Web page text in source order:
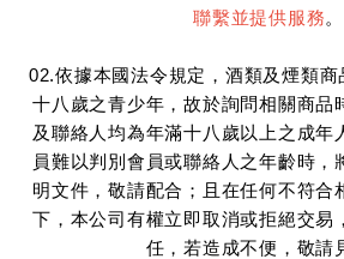
聯繫並提供服務。
02.依據本國法令規定，酒類及煙類
十八歲之青少年，故於詢問相關商品
及聯絡人均為年滿十八歲以上之成年
員難以判別會員或聯絡人之年齡時，
明文件，敬請配合；且在任何不符合
下，本公司有權立即取消或拒絕交易
任，若造成不便，敬請